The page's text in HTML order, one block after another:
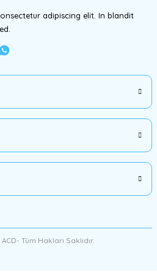
adipiscing elit. In blandit
Tüm Hakları Saklıdır.